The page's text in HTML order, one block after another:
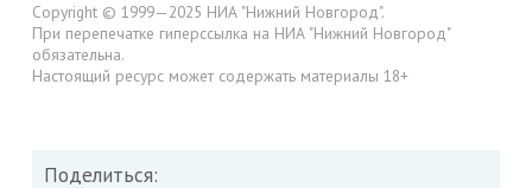
Copyright © 1999—2025 НИА "Нижний Новгород".
При перепечатке гиперссылка на НИА "Нижний Новгород"
обязательна.
Настоящий ресурс может содержать материалы 18+
Поделиться: